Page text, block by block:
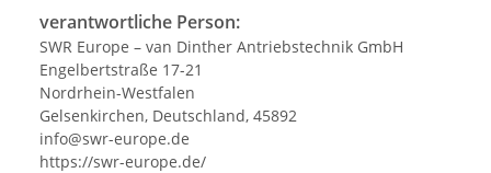
verantwortliche Person:
SWR Europe – van Dinther Antriebstechnik GmbH
Engelbertstraße 17-21
Nordrhein-Westfalen
Gelsenkirchen, Deutschland, 45892
info@swr-europe.de
https://swr-europe.de/